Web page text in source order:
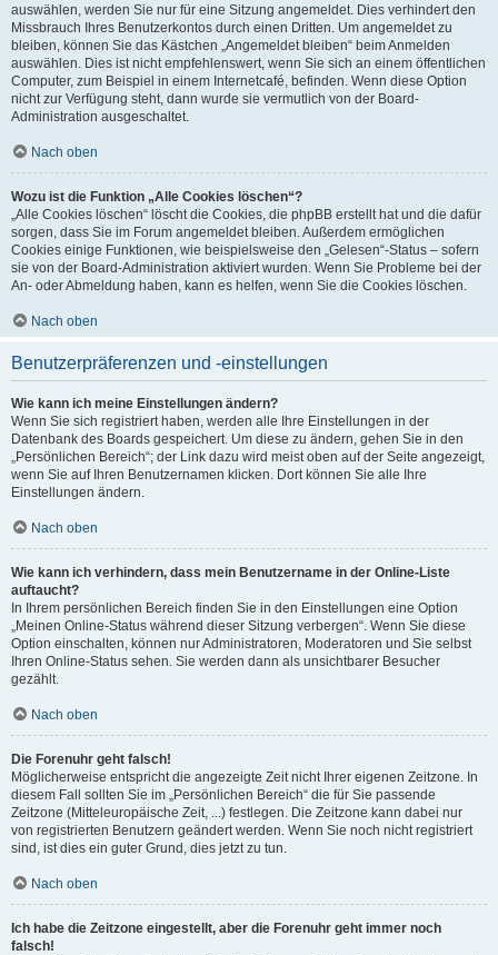
auswählen, werden Sie nur für eine Sitzung angemeldet. Dies verhindert den
Missbrauch Ihres Benutzerkontos durch einen Dritten. Um angemeldet zu
bleiben, können Sie das Kästchen „Angemeldet bleiben“ beim Anmelden
auswählen. Dies ist nicht empfehlenswert, wenn Sie sich an einem öffentlichen
Computer, zum Beispiel in einem Internetcafé, befinden. Wenn diese Option
nicht zur Verfügung steht, dann wurde sie vermutlich von der Board-
Administration ausgeschaltet.
Nach oben
Wozu ist die Funktion „Alle Cookies löschen“?
„Alle Cookies löschen“ löscht die Cookies, die phpBB erstellt hat und die dafür
sorgen, dass Sie im Forum angemeldet bleiben. Außerdem ermöglichen
Cookies einige Funktionen, wie beispielsweise den „Gelesen“-Status – sofern
sie von der Board-Administration aktiviert wurden. Wenn Sie Probleme bei der
An- oder Abmeldung haben, kann es helfen, wenn Sie die Cookies löschen.
Nach oben
Benutzerpräferenzen und -einstellungen
Wie kann ich meine Einstellungen ändern?
Wenn Sie sich registriert haben, werden alle Ihre Einstellungen in der
Datenbank des Boards gespeichert. Um diese zu ändern, gehen Sie in den
„Persönlichen Bereich“; der Link dazu wird meist oben auf der Seite angezeigt,
wenn Sie auf Ihren Benutzernamen klicken. Dort können Sie alle Ihre
Einstellungen ändern.
Nach oben
Wie kann ich verhindern, dass mein Benutzername in der Online-Liste
auftaucht?
In Ihrem persönlichen Bereich finden Sie in den Einstellungen eine Option
„Meinen Online-Status während dieser Sitzung verbergen“. Wenn Sie diese
Option einschalten, können nur Administratoren, Moderatoren und Sie selbst
Ihren Online-Status sehen. Sie werden dann als unsichtbarer Besucher
gezählt.
Nach oben
Die Forenuhr geht falsch!
Möglicherweise entspricht die angezeigte Zeit nicht Ihrer eigenen Zeitzone. In
diesem Fall sollten Sie im „Persönlichen Bereich“ die für Sie passende
Zeitzone (Mitteleuropäische Zeit, ...) festlegen. Die Zeitzone kann dabei nur
von registrierten Benutzern geändert werden. Wenn Sie noch nicht registriert
sind, ist dies ein guter Grund, dies jetzt zu tun.
Nach oben
Ich habe die Zeitzone eingestellt, aber die Forenuhr geht immer noch
falsch!